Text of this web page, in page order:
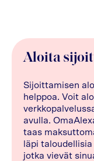
Aloita
Sijoittamisen
helppoa. Voit
avulla.
taas
läpi
jotka vievät